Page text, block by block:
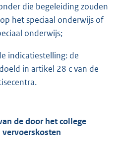
die begeleiding zouden
het speciaal onderwijs of
onderwijs;
indicatiestelling: de
in artikel 28 c van de
de door het college